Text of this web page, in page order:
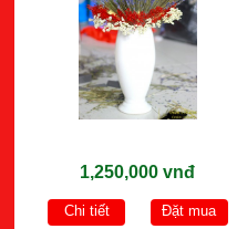
1,250,000 vnđ
Chi tiết Đặt mua